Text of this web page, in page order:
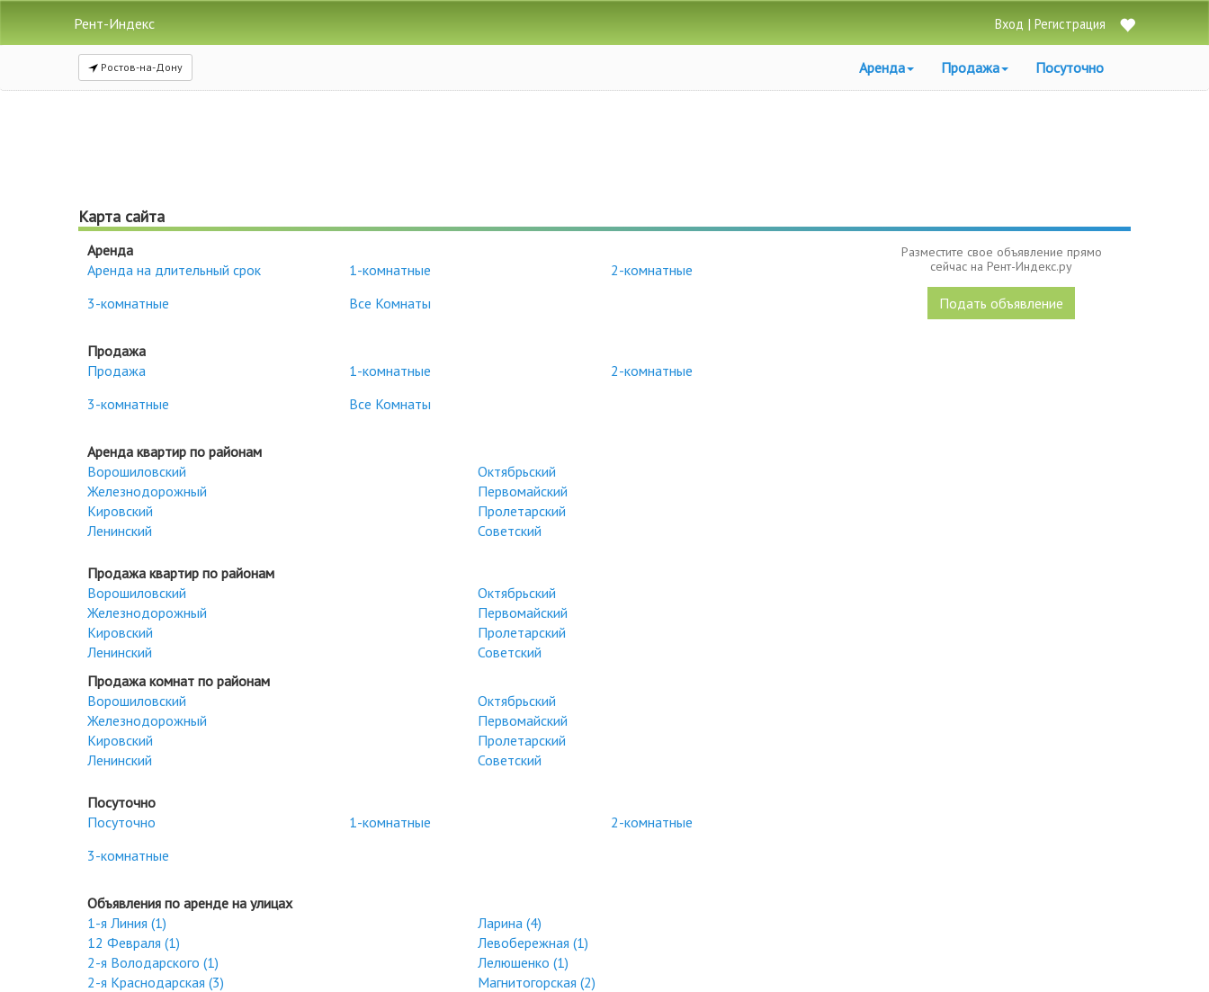
Рент-Индекс Вход | Регистрация
Ростов-на-Дону Аренда Продажа Посуточно
Карта сайта
Аренда
Аренда на длительный срок
1-комнатные
2-комнатные
3-комнатные
Все Комнаты
Продажа
Продажа
1-комнатные
2-комнатные
3-комнатные
Все Комнаты
Аренда квартир по районам
Ворошиловский
Железнодорожный
Кировский
Ленинский
Октябрьский
Первомайский
Пролетарский
Советский
Продажа квартир по районам
Ворошиловский
Железнодорожный
Кировский
Ленинский
Октябрьский
Первомайский
Пролетарский
Советский
Продажа комнат по районам
Ворошиловский
Железнодорожный
Кировский
Ленинский
Октябрьский
Первомайский
Пролетарский
Советский
Посуточно
Посуточно
1-комнатные
2-комнатные
3-комнатные
Объявления по аренде на улицах
1-я Линия (1)
12 Февраля (1)
2-я Володарского (1)
2-я Краснодарская (3)
Ларина (4)
Левобережная (1)
Лелюшенко (1)
Магнитогорская (2)
Разместите свое объявление прямо
сейчас на Рент-Индекс.ру
Подать объявление